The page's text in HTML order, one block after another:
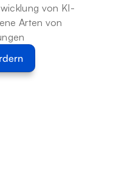
von KI-
Arten von